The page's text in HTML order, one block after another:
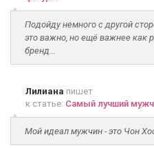
Подойду немного с другой
это важно, но ещё важнее как
бренд...
Лилиана пишет
к статье: Самый лучший
Мой идеал мужчин - это Чон